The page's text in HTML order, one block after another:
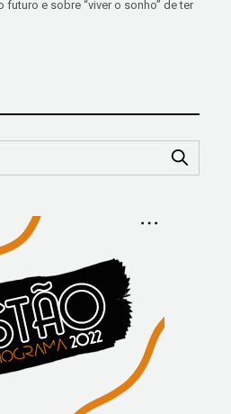
futuro e sobre “viver o sonho” de ter